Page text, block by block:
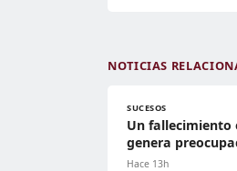
NOTICIAS
SUCESOS
Un fallecimiento
genera
Hace 13h